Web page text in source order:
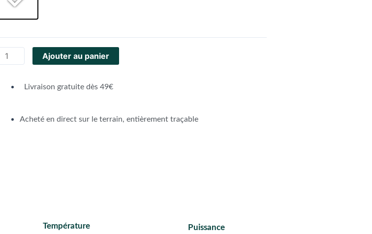
Ajouter au panier
Livraison gratuite dès 49€
Acheté en direct sur le terrain, entièrement traçable
Température Puissance